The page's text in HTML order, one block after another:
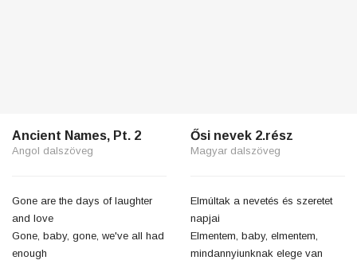
Ancient Names, Pt. 2
Angol dalszöveg
Gone are the days of laughter
and love
Gone, baby, gone, we've all had
enough
Ősi nevek 2.rész
Magyar dalszöveg
Elmúltak a nevetés és szeretet
napjai
Elmentem, baby, elmentem,
mindannyiunknak elege van